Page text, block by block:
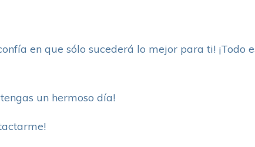
en que sólo sucederá lo mejor para ti! ¡Todo
un hermoso día!